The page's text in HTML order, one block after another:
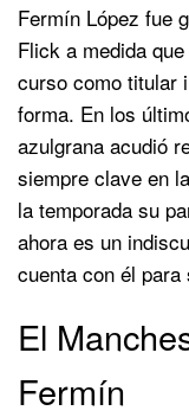
Fermín López fue
Flick a medida
curso como titular
forma. En los
azulgrana acudió
siempre clave en
la temporada su
ahora es un
cuenta con él
El
Fermín